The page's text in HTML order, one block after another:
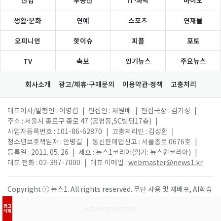
광고
삭제
생활·문화 연예 스포츠 연재물
오피니언 핫이슈 피플 포토
TV 속보 인기뉴스 주요뉴스
회사소개 광고/제휴·구매문의 이용약관·정책 고충처리
대표이사/발행인 : 이영섭 편집인 : 채원배 편집국장 : 김기성
주소 : 서울시 종로구 종로 47 (공평동,SC빌딩17층)
사업자등록번호 : 101-86-62870
고충처리인 : 김성환
청소년보호책임자 : 안병길
통신판매업신고 : 서울종로 0676호
등록일 : 2011. 05. 26
제호 : 뉴스1코리아(읽기: 뉴스원코리아)
대표 전화 : 02-397-7000
대표 이메일 : webmaster@news1.kr
Copyright ⓒ 뉴스1. All rights reserved. 무단 사용 및 재배포, AI학습